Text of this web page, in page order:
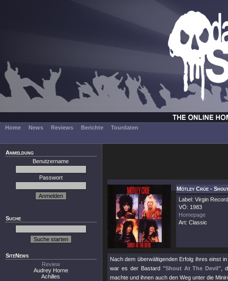
Home News Reviews Berichte Tourdaten
Anmeldung
Benutzername
Passwort
Suche
SiteNews
Review
Audrey Horne
Achilles
Mötley Crüe -
Label: Virgin
VÖ: 1983
Homepage
Art: Classic
Nach dem überwältigenden Erfolg ihres einst
war es der Bastard "Shout At The Devil" ,
machte und ihnen auch den Weg unter die